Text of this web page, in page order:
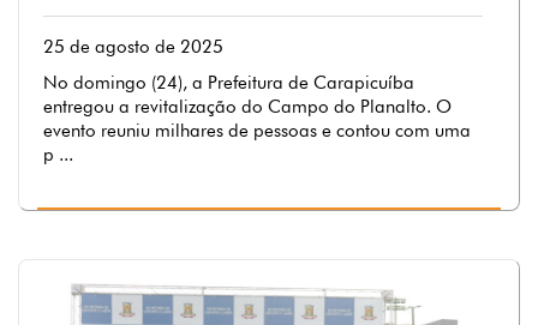
25 de agosto de 2025
No domingo (24), a Prefeitura de Carapicuíba
entregou a revitalização do Campo do Planalto. O
evento reuniu milhares de pessoas e contou com uma
p ...